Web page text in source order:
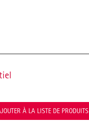
À LA LISTE DE PRODUITS